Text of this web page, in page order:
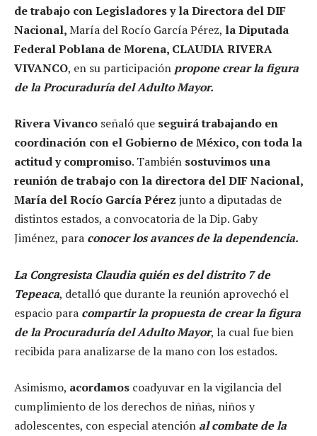
de trabajo con Legisladores y la Directora del DIF
Nacional,María del Rocío García Pérez, la Diputada
Federal Poblana de Morena, CLAUDIA RIVERA
VIVANCO, en su participación propone crear la figura
de la Procuraduría del Adulto Mayor.
Rivera Vivanco señaló que seguirá trabajando en
coordinación con el Gobierno de México, con toda la
actitud y compromiso. También sostuvimos una
reunión de trabajo con la directora del DIF Nacional,
María del Rocío García Pérez junto a diputadas de
distintos estados, a convocatoria de la Dip. Gaby
Jiménez, para conocer los avances de la dependencia.
La Congresista Claudia quién es del distrito 7 de
Tepeaca, detalló que durante la reunión aprovechó el
espacio para compartir la propuesta de crear la figura
de la Procuraduría del Adulto Mayor, la cual fue bien
recibida para analizarse de la mano con los estados.
Asimismo, acordamos coadyuvar en la vigilancia del
cumplimiento de los derechos de niñas, niños y
adolescentes, con especial atención al combate de la